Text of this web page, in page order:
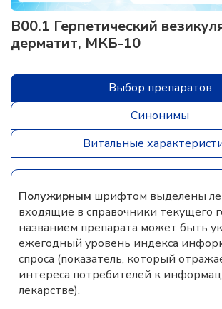
B00.1 Герпетический
дерматит, МКБ-10
Выбор препаратов
Синонимы
Витальные
Полужирным шрифтом выделены
входящие в справочники текущего
названием препарата может быть
ежегодный уровень индекса
спроса (показатель, который
интереса потребителей к
лекарстве).